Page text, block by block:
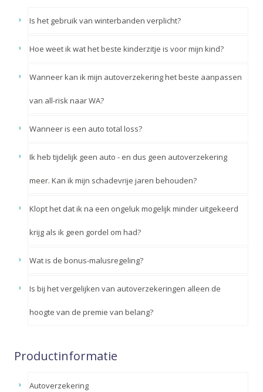
Is het gebruik van winterbanden verplicht?
Hoe weet ik wat het beste kinderzitje is voor mijn kind?
Wanneer kan ik mijn autoverzekering het beste aanpassen
van all-risk naar WA?
Wanneer is een auto total loss?
Ik heb tijdelijk geen auto - en dus geen autoverzekering
meer. Kan ik mijn schadevrije jaren behouden?
Klopt het dat ik na een ongeluk mogelijk minder uitgekeerd
krijg als ik geen gordel om had?
Wat is de bonus-malusregeling?
Is bij het vergelijken van autoverzekeringen alleen de
hoogte van de premie van belang?
Productinformatie
Autoverzekering